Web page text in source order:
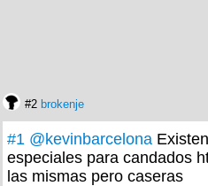
#2 brokenje
#1 @kevinbarcelona
especiales para candados
las mismas pero caseras